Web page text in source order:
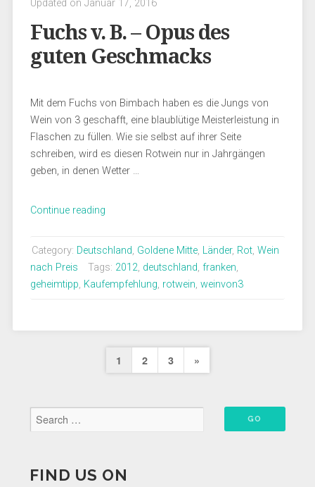
Updated on Januar 17, 2016
Fuchs v. B. – Opus des
guten Geschmacks
Mit dem Fuchs von Bimbach haben es die Jungs von
Wein von 3 geschafft, eine blaublütige Meisterleistung in
Flaschen zu füllen. Wie sie selbst auf ihrer Seite
schreiben, wird es diesen Rotwein nur in Jahrgängen
geben, in denen Wetter …
Continue reading„Fuchs
B.
Opus
Geschmacks“
Category: Deutschland, Goldene Mitte, Länder, Rot, Wein
nach Preis
Tags: 2012, deutschland, franken,
geheimtipp, Kaufempfehlung, rotwein, weinvon3
Beitragsnavigation
1 2 3
Next
»
FIND US ON